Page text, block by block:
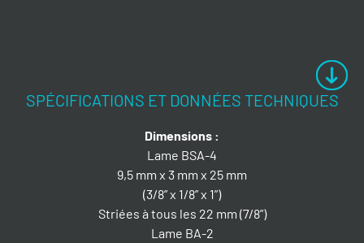
SPÉCIFICATIONS ET DONNÉES TECHNIQUES
Dimensions :
Lame BSA-4
9,5 mm x 3 mm x 25 mm
(3/8” x 1/8” x 1”)
Striées à tous les 22 mm (7/8”)
Lame BA-2